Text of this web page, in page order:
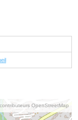
OpenStreetMap